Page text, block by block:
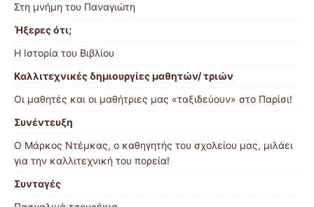
Στη μνήμη του Παναγιώτη
Ήξερες ότι;
Η Ιστορία του Βιβλίου
Καλλιτεχνικές δημιουργίες μαθητών/ τριών
Οι μαθητές και οι μαθήτριες μας «ταξιδεύουν» στο Παρίσι!
Συνέντευξη
Ο Μάρκος Ντέμκας, ο καθηγητής του σχολείου μας, μιλάει
για την καλλιτεχνική του πορεία!
Συνταγές